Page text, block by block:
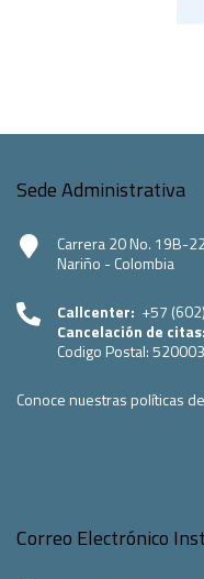
Sede Administrativa
Carrera 20 No. 19B-
Nariño - Colombia
Callcenter: +57
Cancelación de citas:
Codigo Postal:520003
Conoce nuestras políticas
Correo Electrónico